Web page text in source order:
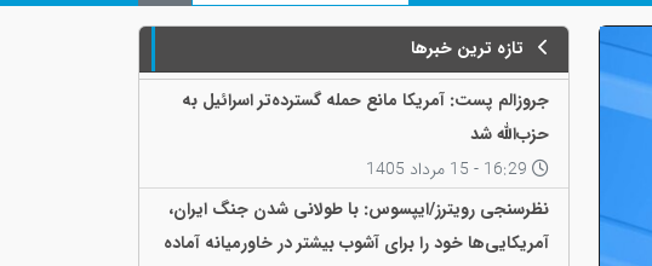
تازه ترین خبرها
جروزالم پست: آمریکا مانع حمله گسترده‌تر اسرائیل به
حزب‌الله شد
نظرسنجی رویترز/ایپسوس: با طولانی شدن جنگ ایران،
آمریکایی‌ها خود را برای آشوب بیشتر در خاورمیانه آماده